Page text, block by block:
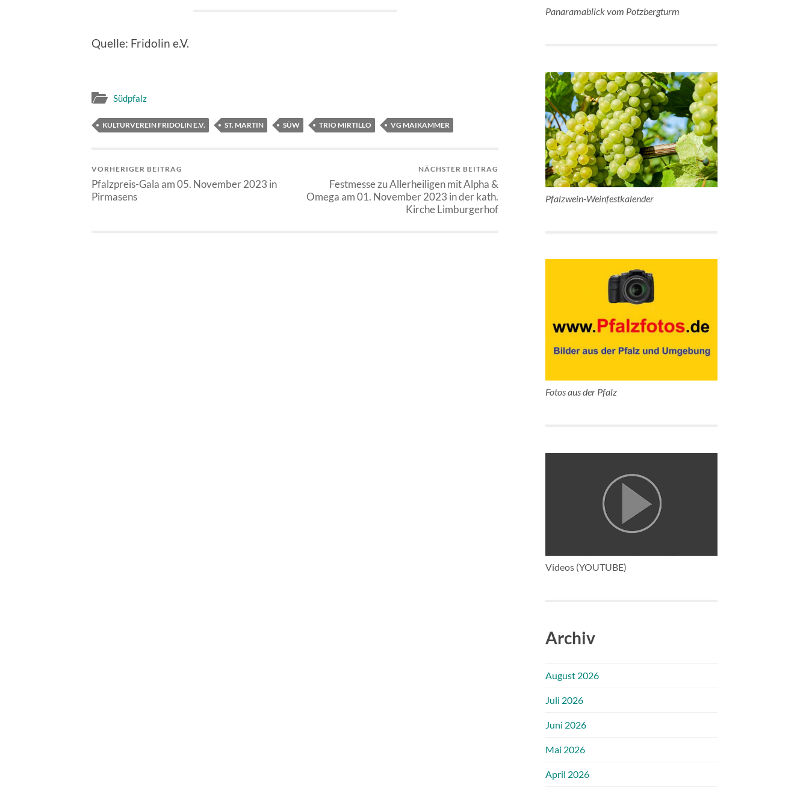
Quelle: Fridolin e.V.
Südpfalz
KULTURVEREIN FRIDOLIN E.V. ST. MARTIN SÜW TRIO MIRTILLO VG MAIKAMMER
VORHERIGER BEITRAG
Pfalzpreis-Gala am 05. November 2023 in
Pirmasens
NÄCHSTER BEITRAG
Festmesse zu Allerheiligen mit Alpha &
Omega am 01. November 2023 in der kath.
Kirche Limburgerhof
Panaramablick vom Potzbergturm
Pfalzwein-Weinfestkalender
Fotos aus der Pfalz
Videos (YOUTUBE)
Archiv
August 2026
Juli 2026
Juni 2026
Mai 2026
April 2026